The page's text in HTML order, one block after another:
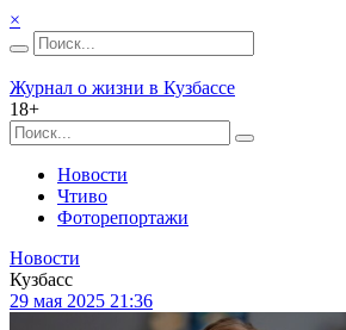
×
Журнал о жизни в Кузбассе
18+
Новости
Чтиво
Фоторепортажи
Новости
Кузбасс
29 мая 2025 21:36